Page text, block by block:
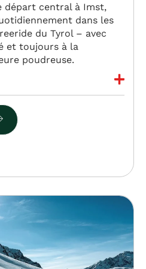
départ central à Imst,
dans les
du Tyrol – avec
et toujours à la
poudreuse.